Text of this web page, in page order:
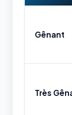
Gênant
Très